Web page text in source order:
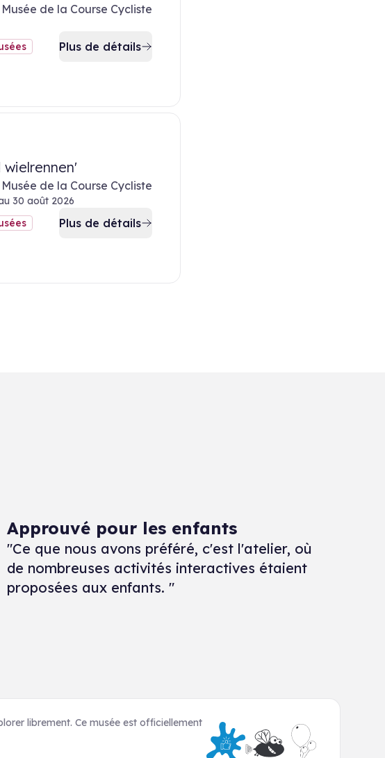
de la Course Cycliste
Plus de détails
wielrennen'
de la Course Cycliste
30 août 2026
Plus de détails
Approuvé pour les enfants
"Ce que nous avons préféré, c'est l'atelier, où
de nombreuses activités interactives étaient
proposées aux enfants. "
librement. Ce musée est officiellement